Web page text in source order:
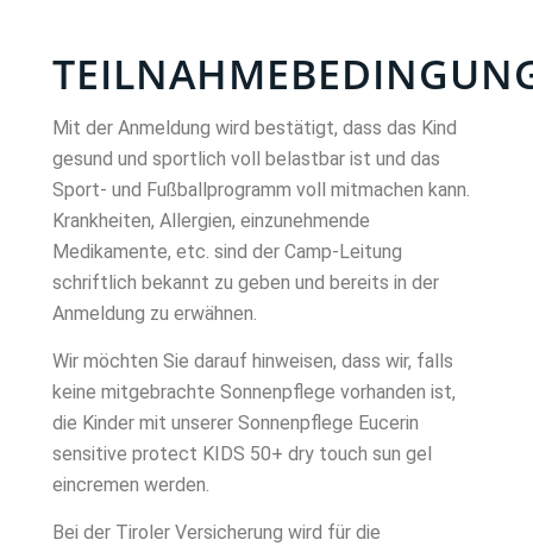
Mit der Anmeldung wird bestätigt, dass das Kind
gesund und sportlich voll belastbar ist und das
Sport- und Fußballprogramm voll mitmachen kann.
Krankheiten, Allergien, einzunehmende
Medikamente, etc. sind der Camp-Leitung
schriftlich bekannt zu geben und bereits in der
Anmeldung zu erwähnen.
Wir möchten Sie darauf hinweisen, dass wir, falls
keine mitgebrachte Sonnenpflege vorhanden ist,
die Kinder mit unserer Sonnenpflege Eucerin
sensitive protect KIDS 50+ dry touch sun gel
eincremen werden.
Bei der Tiroler Versicherung wird für die